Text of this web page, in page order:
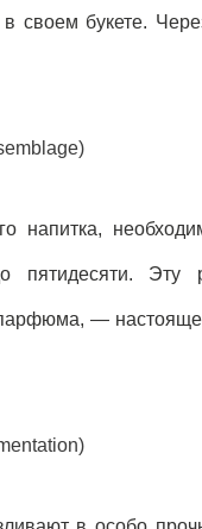
своем букете.
напитка,
пятидесяти.
—